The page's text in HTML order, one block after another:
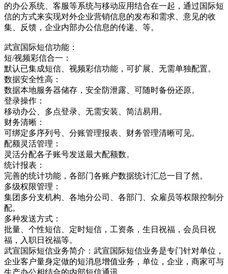
的办公系统、客服等系统与移动应用结合在一起，通过国际短
信的方式来实现对外企业营销信息的发布和需求、意见的收
集、反馈，企业内部办公信息的传递、等。
武宣国际短信功能：
短/视频彩信合一：
默认已集成短信、视频彩信功能，可扩展、无需单独配置。
数据安全性高：
数据本地服务器储存，安全防泄露、可随时备份还原。
登录操作：
移动办公、多点登录、无需安装、简洁易用。
财务清晰：
可绑定多序列号、分账管理报表、财务管理清晰可见。
配额灵活管理：
灵活分配各子账号发送最大配额数。
统计报表：
完善的统计功能，各部门各账户数据统计汇总一目了然。
多级权限管理：
集团多分支机构、各地分公司、各部门、众雇员等权限控制分
配。
多种发送方式：
批量、个性短信、定时短信，工资条，生日祝福，会员日祝
福，入职日祝福等。
武宣国际短信业务简介：武宣国际短信业务是专门针对单位，
企业客户量身定做的短消息增值业务，单位，企业，商家可与
生产办公相结合的内部短信通讯，